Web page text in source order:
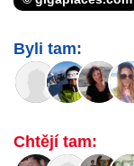
Byli tam:
Chtějí tam: